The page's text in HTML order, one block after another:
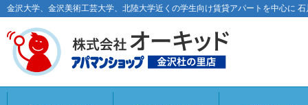
金沢大学、金沢美術工芸大学、北陸大学近くの学生向け賃貸アパートを中心に